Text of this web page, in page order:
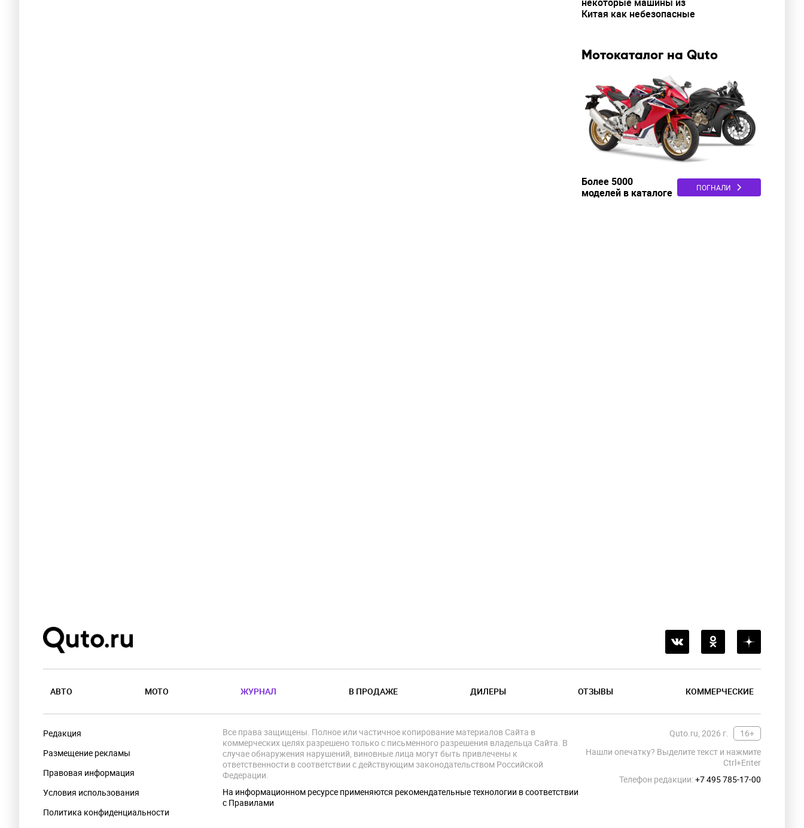
Китая как небезопасные
Мотокаталог на Quto
Более 5000
моделей в каталоге
ПОГНАЛИ
АВТО МОТО ЖУРНАЛ В ПРОДАЖЕ ДИЛЕРЫ ОТЗЫВЫ КОММЕРЧЕСКИЕ
Редакция
Размещение рекламы
Правовая информация
Условия использования
Политика конфиденциальности
Quto.ru, 2026 г.
16+
Нашли опечатку? Выделите текст и нажмите
Ctrl+Enter
Телефон редакции:+7 495 785-17-00
Все права защищены. Полное или частичное копирование материалов Сайта в
коммерческих целях разрешено только с письменного разрешения владельца Сайта. В
случае обнаружения нарушений, виновные лица могут быть привлечены к
ответственности в соответствии с действующим законодательством Российской
Федерации.
На информационном ресурсе применяются рекомендательные технологии в соответствии
с Правилами